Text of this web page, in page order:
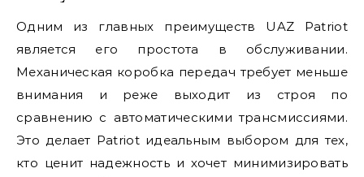
Одним из главных преимуществ UAZ Patriot
является его простота в обслуживании.
Механическая коробка передач требует меньше
внимания и реже выходит из строя по
сравнению с автоматическими трансмиссиями.
Это делает Patriot идеальным выбором для тех,
кто ценит надежность и хочет минимизировать